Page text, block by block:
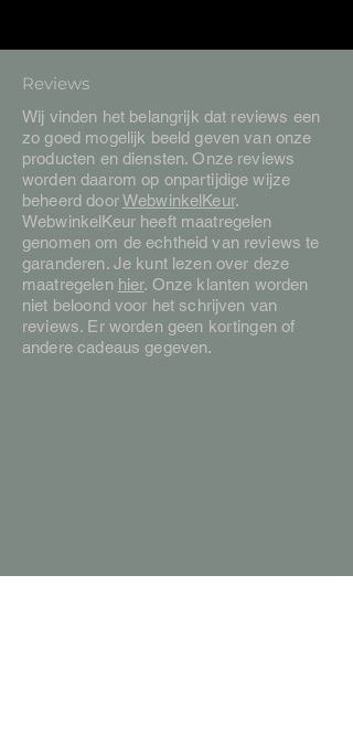
Reviews
Wij vinden het belangrijk dat reviews een
zo goed mogelijk beeld geven van onze
producten en diensten. Onze reviews
worden daarom op onpartijdige wijze
beheerd doorWebwinkelKeur.
WebwinkelKeur heeft maatregelen
genomen om de echtheid van reviews te
garanderen. Je kunt lezen over deze
maatregelen hier. Onze klanten worden
niet beloond voor het schrijven van
reviews. Er worden geen kortingen of
andere cadeaus gegeven.